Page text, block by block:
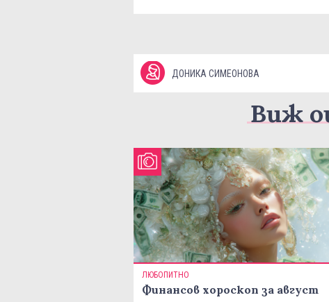
ДОНИКА СИМЕОНОВА
Виж
ЛЮБОПИТНО
Финансов хороскоп за август